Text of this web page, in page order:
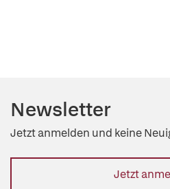
Newsletter
Jetzt anmelden und keine
Jetzt